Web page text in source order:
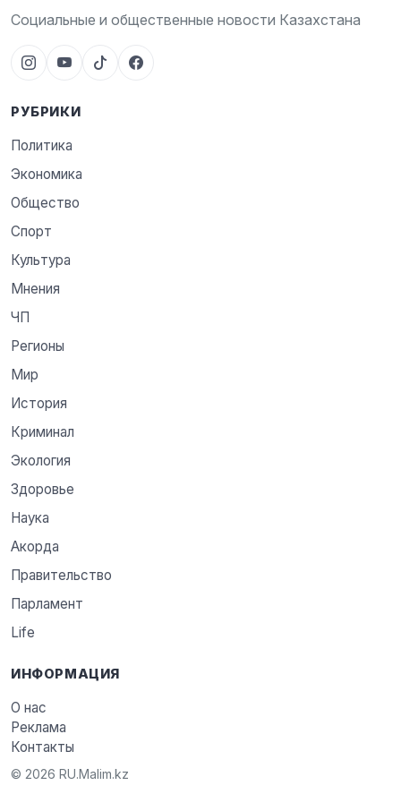
Социальные и общественные новости Казахстана
РУБРИКИ
Политика
Экономика
Общество
Спорт
Культура
Мнения
ЧП
Регионы
Мир
История
Криминал
Экология
Здоровье
Наука
Акорда
Правительство
Парламент
Life
ИНФОРМАЦИЯ
О нас
Реклама
Контакты
© 2026 RU.Malim.kz